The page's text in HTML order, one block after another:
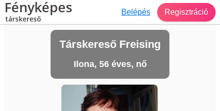
Fényképes
társkereső
Belépés Regisztráció
Társkereső Freising
Ilona, 56 éves, nő